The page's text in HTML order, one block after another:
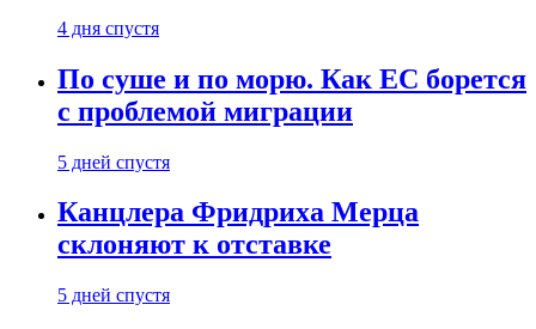
4 дня спустя
По суше и по морю. Как ЕС борется
с проблемой миграции
5 дней спустя
Канцлера Фридриха Мерца
склоняют к отставке
5 дней спустя